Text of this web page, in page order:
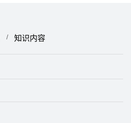
知识内容